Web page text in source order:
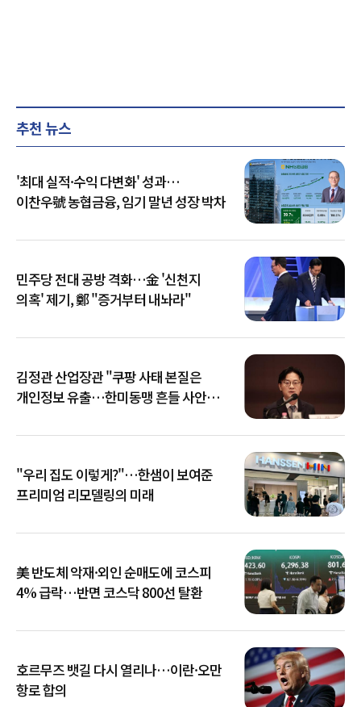
추천 뉴스
'최대 실적·수익 다변화' 성과…
이찬우號 농협금융, 임기 말년 성장 박차
민주당 전대 공방 격화…金 '신천지
의혹' 제기, 鄭 "증거부터 내놔라"
김정관 산업장관 "쿠팡 사태 본질은
개인정보 유출…한미동맹 흔들 사안
"우리 집도 이렇게?"…한샘이 보여준
프리미엄 리모델링의 미래
美 반도체 악재·외인 순매도에 코스피
4% 급락…반면 코스닥 800선 탈환
호르무즈 뱃길 다시 열리나…이란·오만
항로 합의